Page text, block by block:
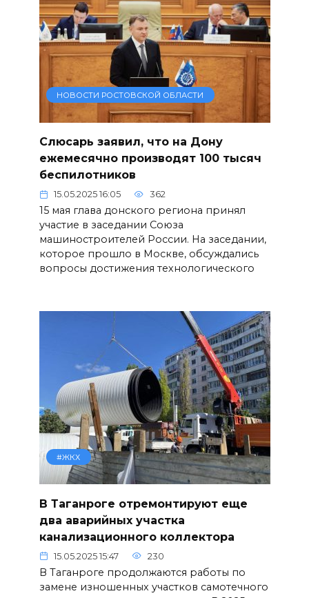
НОВОСТИ РОСТОВСКОЙ ОБЛАСТИ
Слюсарь заявил, что на Дону
ежемесячно производят 100 тысяч
беспилотников
15.05.2025 16:05 362
15 мая глава донского региона принял
участие в заседании Союза
машиностроителей России. На заседании,
которое прошло в Москве, обсуждались
вопросы достижения технологического
#ЖКХ
В Таганроге отремонтируют еще
два аварийных участка
канализационного коллектора
15.05.2025 15:47 230
В Таганроге продолжаются работы по
замене изношенных участков самотечного